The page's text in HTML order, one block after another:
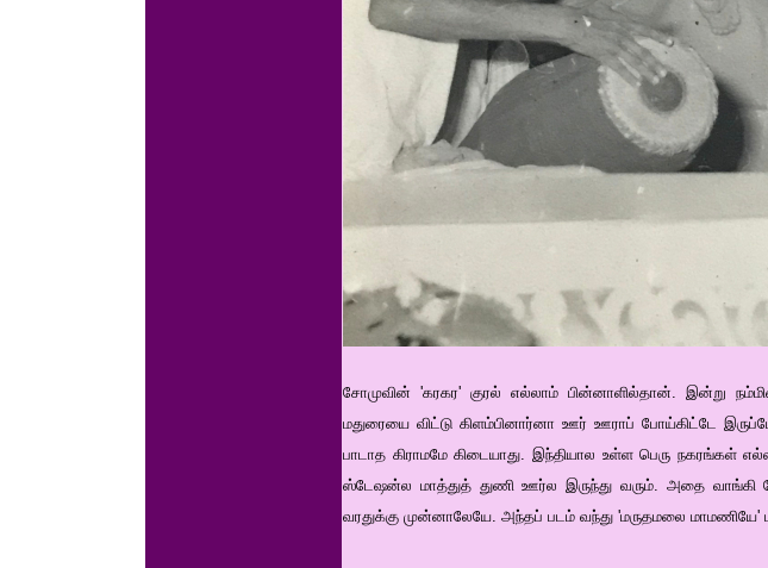
சோமுவின் 'கரகர' குரல் எல்லாம் பின்னாளில்தான். இன்று
மதுரையை விட்டு கிளம்பினார்னா ஊர் ஊராப் போய்கிட்டே
பாடாத கிராமமே கிடையாது. இந்தியால உள்ள பெரு நகரங்கள்
ஸ்டேஷன்ல மாத்துத் துணி ஊர்ல இருந்து வரும். அதை வாங்கி
வரதுக்கு முன்னாலேயே. அந்தப் படம் வந்து 'மருதமலை மாமணியே'